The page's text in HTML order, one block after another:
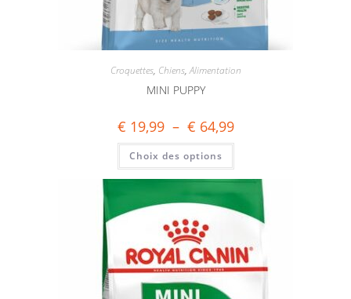
Croquettes, Chiens,Alimentation
MINI PUPPY
€ 19,99 – € 64,99
Choix des options